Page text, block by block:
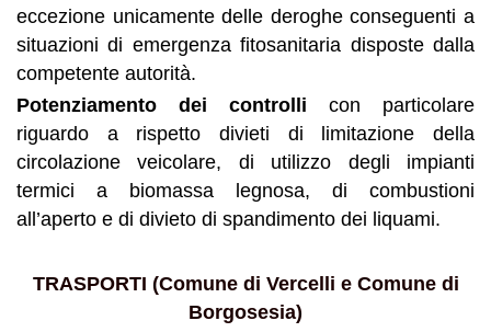
eccezione unicamente delle deroghe conseguenti a
situazioni di emergenza fitosanitaria disposte dalla
competente autorità.
Potenziamento dei controlli con particolare
riguardo a rispetto divieti di limitazione della
circolazione veicolare, di utilizzo degli impianti
termici a biomassa legnosa, di combustioni
all’aperto e di divieto di spandimento dei liquami.
TRASPORTI (Comune di Vercelli e Comune di
Borgosesia)